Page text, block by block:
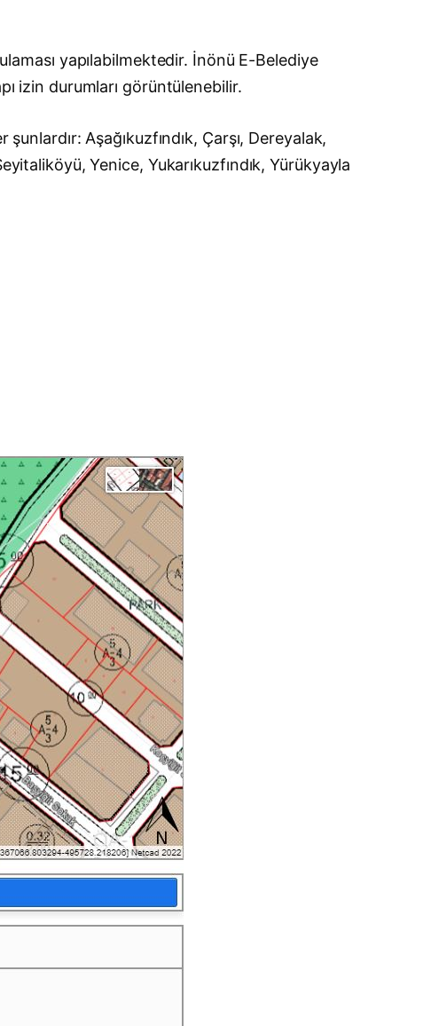
yapılabilmektedir. İnönü E-Belediye
izin durumları görüntülenebilir.
Aşağıkuzfındık, Çarşı, Dereyalak,
Yenice, Yukarıkuzfındık, Yürükyayla